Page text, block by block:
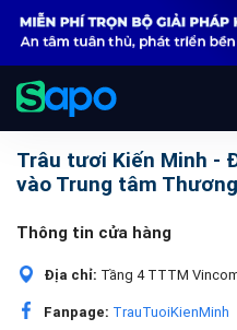
Trâu tươi Kiến Minh -
vào Trung tâm
Thông tin cửa hàng
Địa chỉ: Tầng 4 TTTM
Fanpage: TrauTuoiKienMinh